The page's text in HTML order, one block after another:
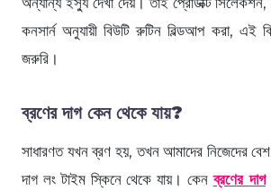
কনসার্ন অনুযায়ী বিউটি রুটিন বিল্ডআপ করা, এই
জরুরি।
ব্রণের দাগ কেন থেকে যায়?
সাধারণত যখন ব্রণ হয়, তখন আমাদের নিজেদের
দাগ লং টাইম স্কিনে থেকে যায়। কেনব্রণের দাগ